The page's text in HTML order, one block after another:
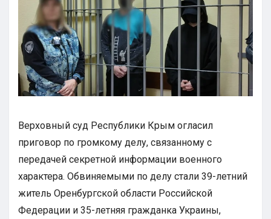
Верховный суд Республики Крым огласил
приговор по громкому делу, связанному с
передачей секретной информации военного
характера. Обвиняемыми по делу стали 39-летний
житель Оренбургской области Российской
Федерации и 35-летняя гражданка Украины,